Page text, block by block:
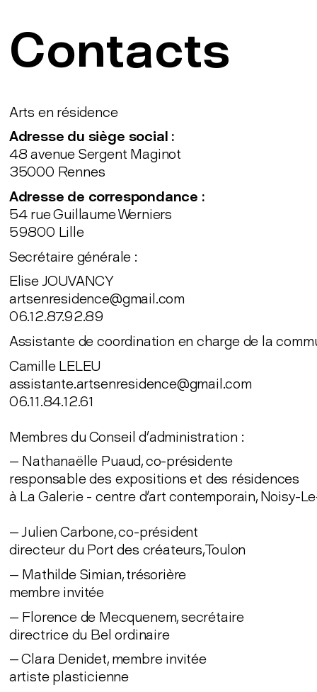
Contacts
Arts en résidence
Adresse du siège social :
48 avenue Sergent Maginot
35000 Rennes
Adresse de correspondance :
54 rue Guillaume Werniers
59800 Lille
Secrétaire générale :
Elise JOUVANCY
artsenresidence@gmail.com
06.12.87.92.89
Assistante de coordination en charge de la
Camille LELEU
assistante.artsenresidence@gmail.com
06.11.84.12.61
Membres du Conseil d’administration :
— Nathanaëlle Puaud, co-présidente
responsable des expositions et des résidences
à La Galerie - centre d'art contemporain, Noisy-
— Julien Carbone, co-président
directeur du Port des créateurs, Toulon
— Mathilde Simian, trésorière
membre invitée
— Florence de Mecquenem, secrétaire
directrice du Bel ordinaire
— Clara Denidet, membre invitée
artiste plasticienne